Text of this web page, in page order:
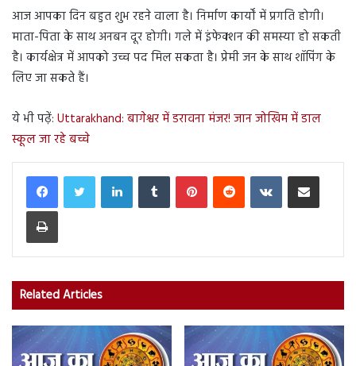
आज आपका दिन बहुत शुभ रहने वाला है। निर्माण कार्यों में प्रगति होगी।
माता-पिता के साथ अनबन दूर होगी। गले में इंफेक्शन की समस्या हो सकती
है। कार्यक्षेत्र में आपको उच्च पद मिल सकता है। प्रेमी जन के साथ शॉपिंग के
लिए जा सकते हैं।
ये भी पढ़ें: Uttarakhand: बागेश्वर में डरावना मंजर! जान जोखिम में डाल
स्कूल जा रहे बच्चे
LinkedInTumblr PinterestReddit VKontakteShare via Email
Print
Related Articles